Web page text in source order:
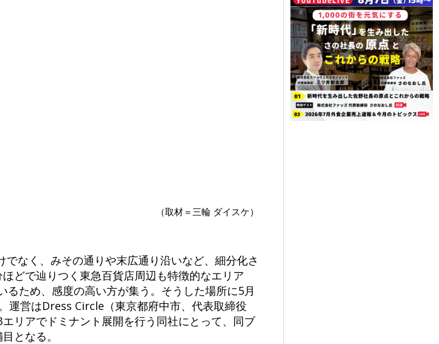
（取材＝三輪 ダイスケ）
なく、みその通りや末広通り沿いなど、細分化さ
どで辿りつく東急百貨店周辺も特徴的なエリア
ため、感度の高い方が集う。そうした場所に5月
運営はDress Circle（東京都府中市、代表取締役
リアでドミナント展開を行う同社にとって、同ブ
となる。